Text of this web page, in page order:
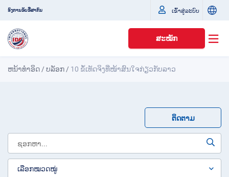
ອົງການຂັບຂີ່ສາກົນ ເຂົ້າສູ່ລະບົບ
ສະໝັກ
ຫນ້າທໍາອິດ /ບລັອກ / 10 ຂໍ້ເທັດຈິງທີ່ໜ້າສົນໃຈກ່ຽວກັບລາວ
ຕິດຕາມ